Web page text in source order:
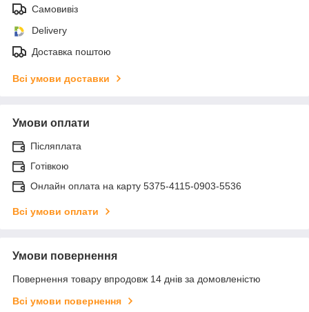
Самовивіз
Delivery
Доставка поштою
Всі умови доставки
Умови оплати
Післяплата
Готівкою
Онлайн оплата на карту 5375-4115-0903-5536
Всі умови оплати
Умови повернення
Повернення товару впродовж 14 днів за домовленістю
Всі умови повернення